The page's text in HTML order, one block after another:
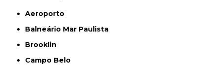
Aeroporto
Balneário Mar Paulista
Brooklin
Campo Belo